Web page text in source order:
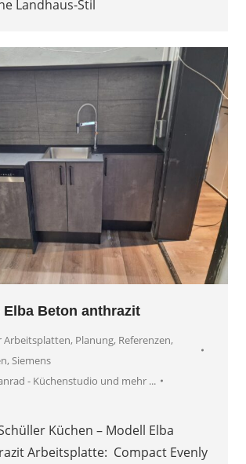
Landhaus-Stil
Beton anthrazit
Arbeitsplatten, Planung, Referenzen,
, Siemens
- Küchenstudio und mehr ...
Küchen – Modell Elba
Arbeitsplatte: Compact Evenly